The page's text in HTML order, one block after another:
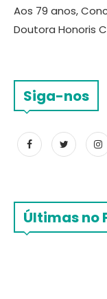
Aos 79 anos,
Doutora Honoris
Siga-nos
Últimas no